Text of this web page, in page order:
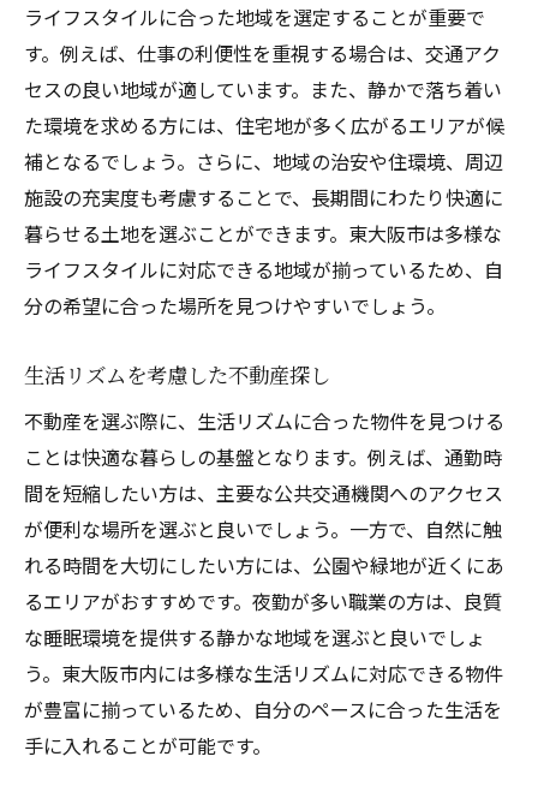
ライフスタイルに合った地域を選定することが重要で
す。例えば、仕事の利便性を重視する場合は、交通アク
セスの良い地域が適しています。また、静かで落ち着い
た環境を求める方には、住宅地が多く広がるエリアが候
補となるでしょう。さらに、地域の治安や住環境、周辺
施設の充実度も考慮することで、長期間にわたり快適に
暮らせる土地を選ぶことができます。東大阪市は多様な
ライフスタイルに対応できる地域が揃っているため、自
分の希望に合った場所を見つけやすいでしょう。
生活リズムを考慮した不動産探し
不動産を選ぶ際に、生活リズムに合った物件を見つける
ことは快適な暮らしの基盤となります。例えば、通勤時
間を短縮したい方は、主要な公共交通機関へのアクセス
が便利な場所を選ぶと良いでしょう。一方で、自然に触
れる時間を大切にしたい方には、公園や緑地が近くにあ
るエリアがおすすめです。夜勤が多い職業の方は、良質
な睡眠環境を提供する静かな地域を選ぶと良いでしょ
う。東大阪市内には多様な生活リズムに対応できる物件
が豊富に揃っているため、自分のペースに合った生活を
手に入れることが可能です。